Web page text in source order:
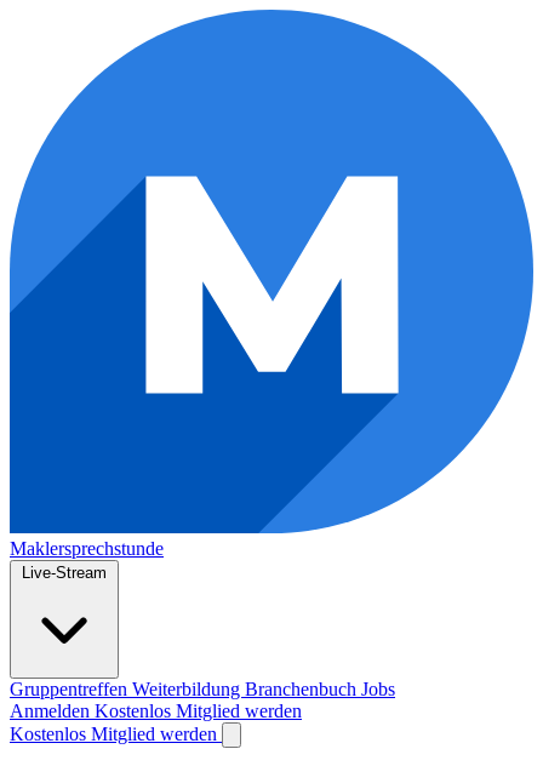
Maklersprechstunde
Live-Stream
Gruppentreffen Weiterbildung Branchenbuch Jobs
Anmelden Kostenlos Mitglied werden
Kostenlos Mitglied werden